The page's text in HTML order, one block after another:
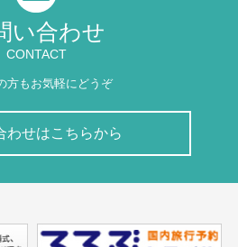
い合わせ
CONTACT
方もお気軽にどうぞ
わせはこちらから